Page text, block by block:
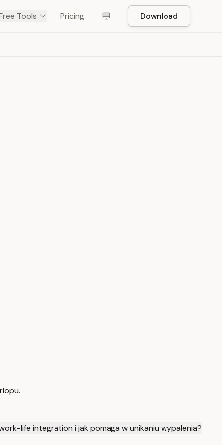
Tools Pricing Download
life integration i jak pomaga w unikaniu wypalenia?